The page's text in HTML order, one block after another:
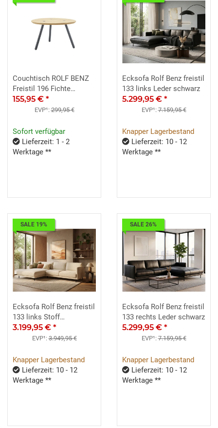
Couchtisch ROLF BENZ
Freistil 196 Fichte
wankelförmig
155,95 € *
EVP¹:299,95 €
Sofort verfügbar
Lieferzeit: 1 - 2
Werktage **
Ecksofa Rolf Benz freistil
133 links Leder schwarz
5.299,95 € *
EVP¹:7.159,95 €
Knapper Lagerbestand
Lieferzeit: 10 - 12
Werktage **
SALE 19%
Ecksofa Rolf Benz freistil
133 links Stoff
Hellelfenbein
3.199,95 € *
EVP¹:3.949,95 €
Knapper Lagerbestand
Lieferzeit: 10 - 12
Werktage **
SALE 26%
Ecksofa Rolf Benz freistil
133 rechts Leder schwarz
5.299,95 € *
EVP¹:7.159,95 €
Knapper Lagerbestand
Lieferzeit: 10 - 12
Werktage **